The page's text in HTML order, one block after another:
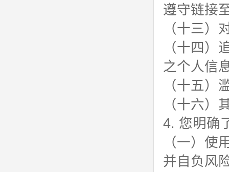
遵守链接
（十三）
（十四）
之个人信
（十五）
（十六）
4. 您明确
（一）使
并自负风